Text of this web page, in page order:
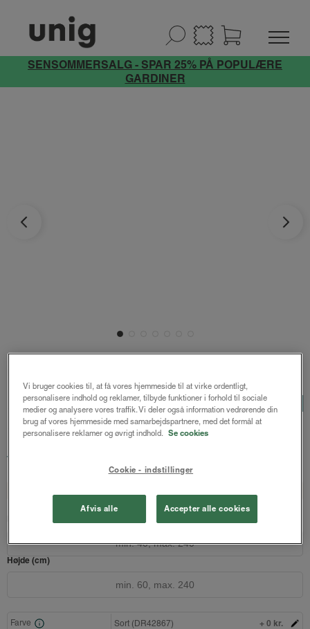
SENSOMMERSALG - SPAR 25% PÅ POPULÆRE
GARDINER
Sibba duo rullegardin
Sort
LUX
fra
Højde (cm)
Farve Sort (DR42867) + 0 kr.
Vi bruger cookies til, at få vores hjemmeside til at virke ordentligt,
personalisere indhold og reklamer, tilbyde funktioner i forhold til sociale
medier og analysere vores traffik. Vi deler også information vedrørende din
brug af vores hjemmeside med samarbejdspartnere, med det formål at
personalisere reklamer og øvrigt indhold. Se cookies
Cookie - indstillinger
Afvis alle Accepter alle cookies